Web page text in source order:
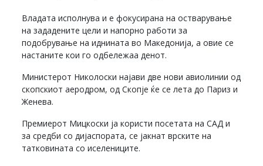
Владата исполнува и е фокусирана на остварување
на зададените цели и напорно работи за
подобрување на иднината во Македонија, а овие се
настаните кои го одбележаа денот.
Министерот Николоски најави две нови авиолинии од
скопскиот аеродром, од Скопје ќе се лета до Париз и
Женева.
Премиерот Мицкоски ја користи посетата на САД и
за средби со дијаспората, се јакнат врските на
татковината со иселениците.